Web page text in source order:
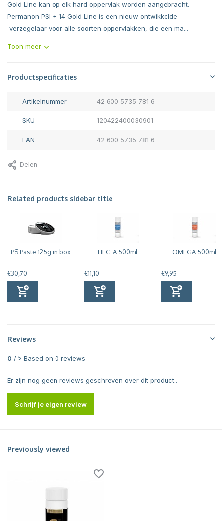
Gold Line kan op elk hard oppervlak worden aangebracht.
Permanon PSI + 14 Gold Line is een nieuw ontwikkelde
verzegelaar voor alle soorten oppervlakken, die een ma...
Toon meer
Productspecificaties
Artikelnummer 42 600 5735 781 6
SKU 120422400030901
EAN 42 600 5735 781 6
Delen
Related products sidebar title
PS Paste 125g in box
€30,70
HECTA 500ml
€11,10
OMEGA 500ml
€9,95
Reviews
0 / 5 Based on 0 reviews
Er zijn nog geen reviews geschreven over dit product..
Schrijf je eigen review
Previously viewed